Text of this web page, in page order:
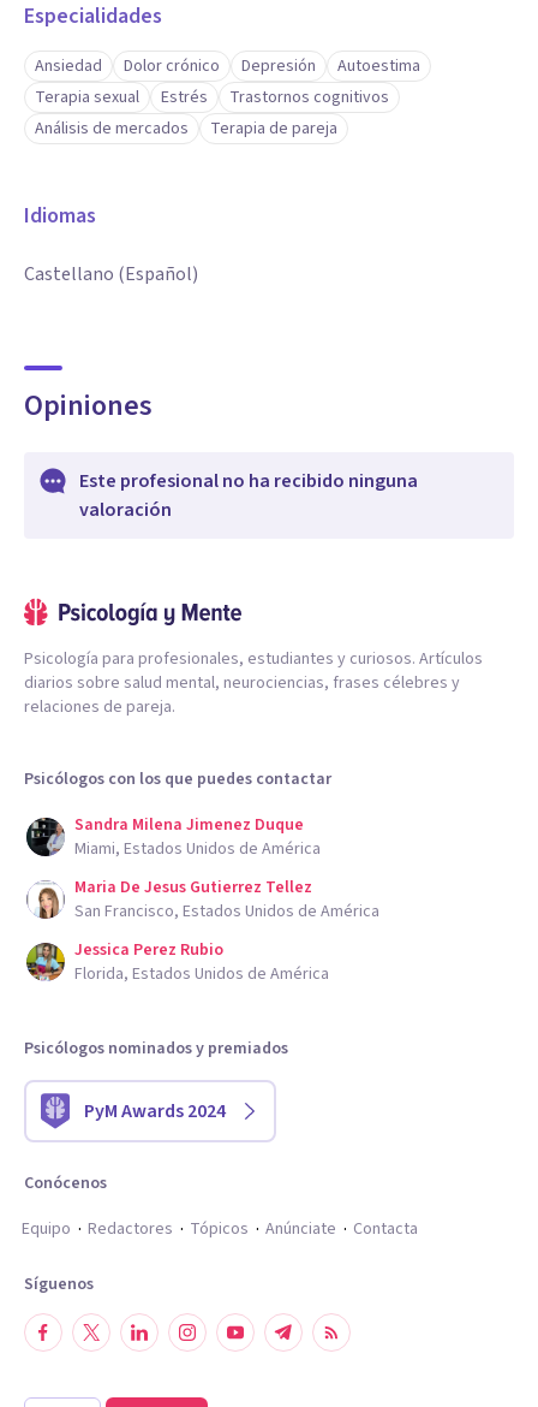
Especialidades
Ansiedad Dolor crónico Depresión
Autoestima
Terapia sexual
Estrés
Trastornos cognitivos
Análisis de mercados
Terapia de pareja
Idiomas
Castellano (Español)
Opiniones
Este profesional no ha recibido ninguna
valoración
Psicología para profesionales, estudiantes y curiosos. Artículos
diarios sobre salud mental, neurociencias, frases célebres y
relaciones de pareja.
Psicólogos con los que puedes contactar
Sandra Milena Jimenez Duque
Miami, Estados Unidos de América
Maria De Jesus Gutierrez Tellez
San Francisco, Estados Unidos de América
Jessica Perez Rubio
Florida, Estados Unidos de América
Psicólogos nominados y premiados
PyM Awards 2024
Conócenos
Equipo
Redactores Tópicos Anúnciate Contacta
Síguenos